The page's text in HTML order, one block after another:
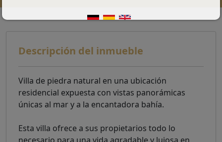
Descripción del inmueble
Villa de piedra natural en una ubicación
residencial expuesta con vistas panorámicas
únicas al mar y a la encantadora bahía.
Esta villa ofrece a sus propietarios todo lo